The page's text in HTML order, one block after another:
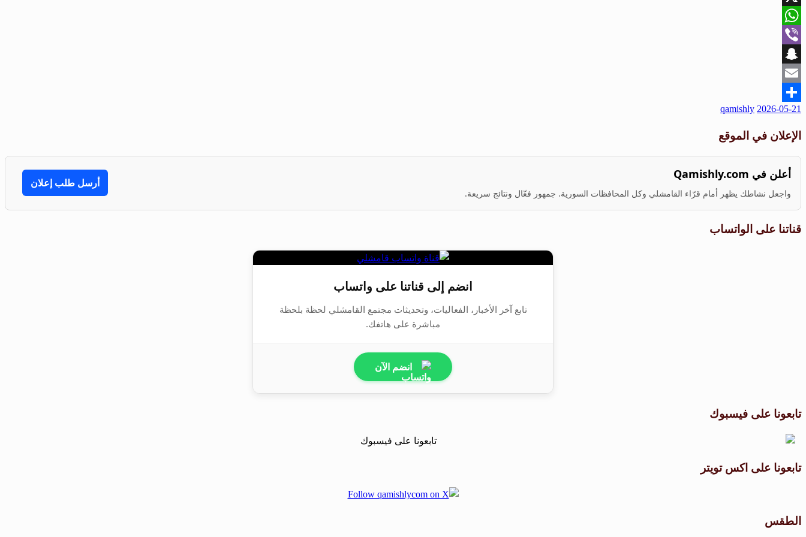
X
WhatsApp
Viber
Snapchat
Email
Share
نُشر
2026-05-21
qamishly
الإعلان في الموقع
أعلن في Qamishly.com
واجعل نشاطك يظهر أمام قرّاء القامشلي وكل المحافظات السورية. جمهور فعّال ونتائج سريعة.
أرسل طلب إعلان
قناتنا على الواتساب
انضم إلى قناتنا على واتساب
تابع آخر الأخبار، الفعاليات، وتحديثات مجتمع القامشلي لحظة بلحظة
مباشرة على هاتفك.
انضم الآن
تابعونا على فيسبوك
تابعونا على اكس تويتر
الطقس